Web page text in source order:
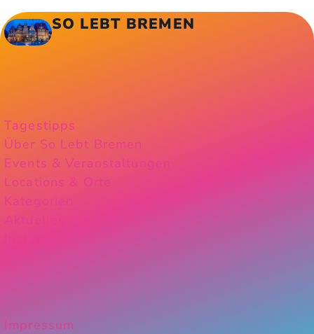
SO LEBT BREMEN
Tagestipps
Über So Lebt Bremen
Events & Veranstaltungen
Locations & Orte
Kategorien
Impressum